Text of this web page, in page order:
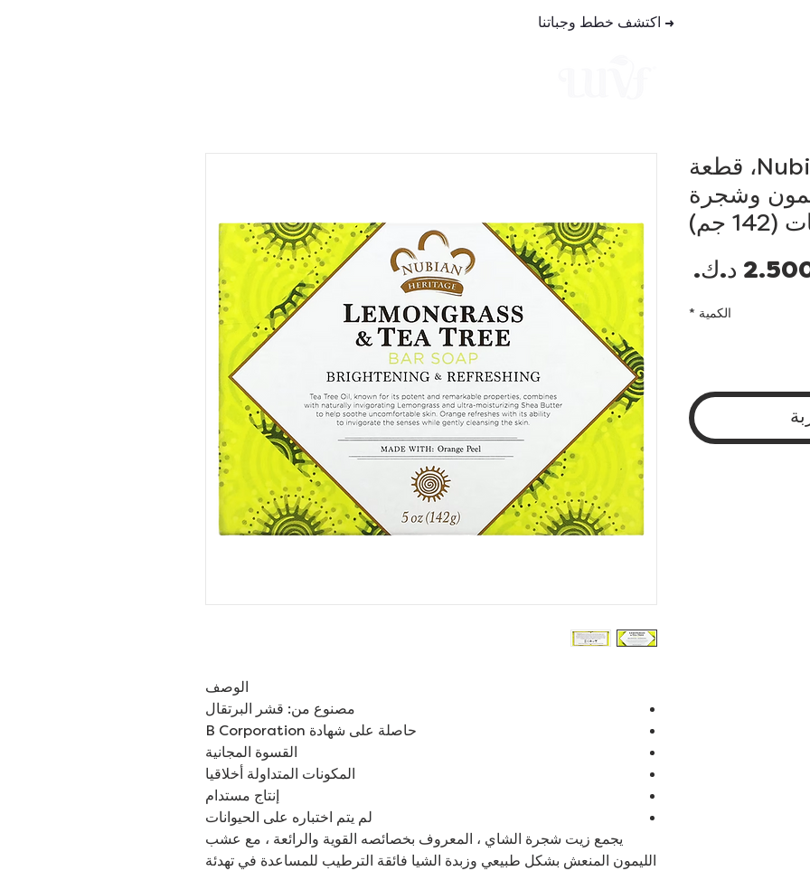
اكتشف خطط وجباتنا →
الوصف
مصنوع من: قشر البرتقال
حاصلة على شهادة B Corporation
القسوة المجانية
المكونات المتداولة أخلاقيا
إنتاج مستدام
لم يتم اختباره على الحيوانات
يجمع زيت شجرة الشاي ، المعروف بخصائصه القوية والرائعة ، مع عشب
الليمون المنعش بشكل طبيعي وزبدة الشيا فائقة الترطيب للمساعدة في تهدئة
Nubian Heritage، قطعة
وشجرة
السعر
الكمية *